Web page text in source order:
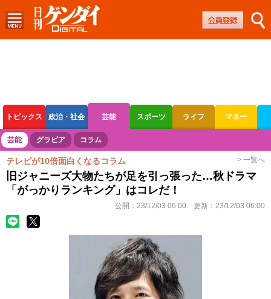
トピックス 政治・社会 芸能 スポーツ ライフ マネー
ボートレース 競輪 オートレース
芸能 グラビア コラム
テレビが10倍面白くなるコラム > 一覧へ
旧ジャニーズ大物たちが足を引っ張った…秋ドラマ
「がっかりランキング」はコレだ！
公開： 23/12/03 06:00 更新： 23/12/03 06:00